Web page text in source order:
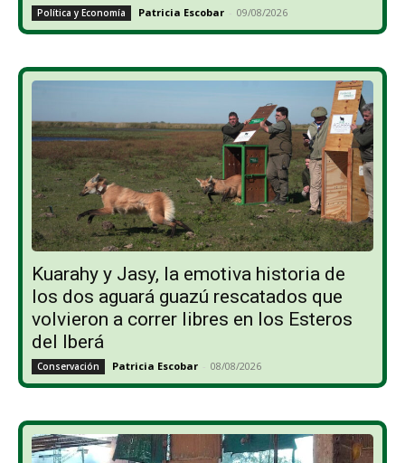
Política y Economía Patricia Escobar - 09/08/2026
Kuarahy y Jasy, la emotiva historia de
los dos aguará guazú rescatados que
volvieron a correr libres en los Esteros
del Iberá
Conservación Patricia Escobar - 08/08/2026